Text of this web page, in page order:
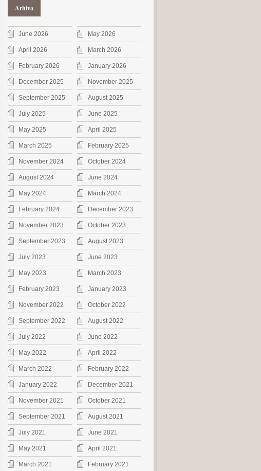
Arhiva
June 2026 May 2026
April 2026 March 2026
February 2026 January 2026
December 2025 November 2025
September 2025 August 2025
July 2025 June 2025
May 2025 April 2025
March 2025 February 2025
November 2024 October 2024
August 2024 June 2024
May 2024 March 2024
February 2024 December 2023
November 2023 October 2023
September 2023 August 2023
July 2023 June 2023
May 2023 March 2023
February 2023 January 2023
November 2022 October 2022
September 2022 August 2022
July 2022 June 2022
May 2022 April 2022
March 2022 February 2022
January 2022 December 2021
November 2021 October 2021
September 2021 August 2021
July 2021 June 2021
May 2021 April 2021
March 2021 February 2021